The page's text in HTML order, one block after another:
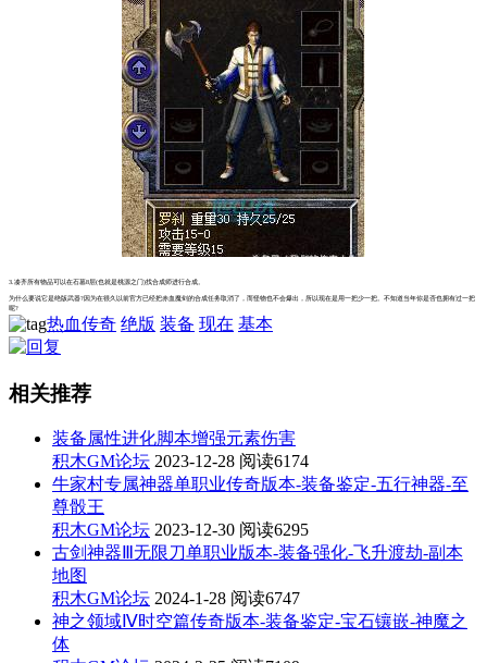
3.凑齐所有物品可以在石墓8层(也就是桃源之门)找合成师进行合成。
为什么要说它是绝版武器?因为在很久以前官方已经把赤血魔剑的合成任务取消了，而怪物也不会爆出，所以现在是用一把少一把。不知道当年你是否也拥有过一把
呢?
热血传奇 绝版 装备 现在 基本
相关推荐
装备属性进化脚本增强元素伤害
积木GM论坛 2023-12-28 阅读6174
牛家村专属神器单职业传奇版本-装备鉴定-五行神器-至
尊骰王
积木GM论坛 2023-12-30 阅读6295
古剑神器Ⅲ无限刀单职业版本-装备强化-飞升渡劫-副本
地图
积木GM论坛 2024-1-28 阅读6747
神之领域Ⅳ时空篇传奇版本-装备鉴定-宝石镶嵌-神魔之
体